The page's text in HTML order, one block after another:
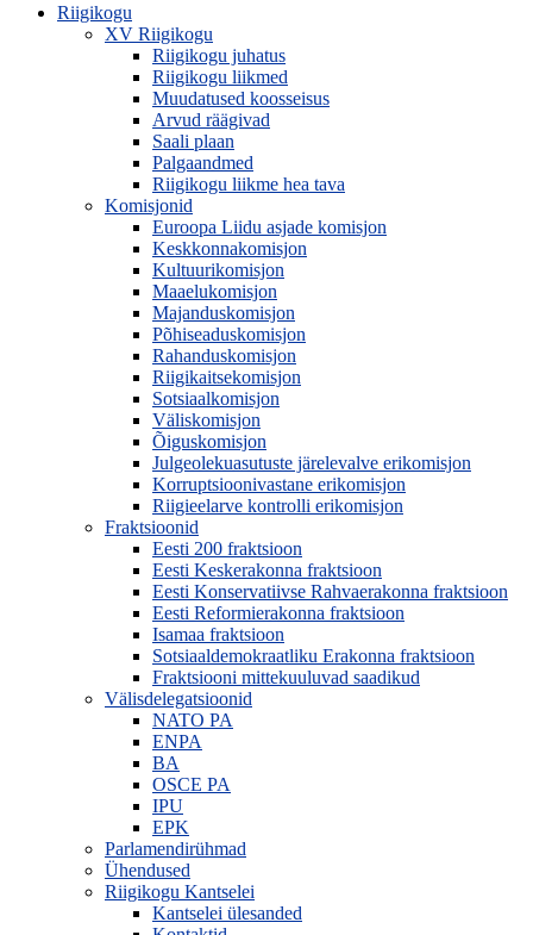
Riigikogu
XV Riigikogu
Riigikogu juhatus
Riigikogu liikmed
Muudatused koosseisus
Arvud räägivad
Saali plaan
Palgaandmed
Riigikogu liikme hea tava
Komisjonid
Euroopa Liidu asjade komisjon
Keskkonnakomisjon
Kultuurikomisjon
Maaelukomisjon
Majanduskomisjon
Põhiseaduskomisjon
Rahanduskomisjon
Riigikaitsekomisjon
Sotsiaalkomisjon
Väliskomisjon
Õiguskomisjon
Julgeolekuasutuste järelevalve erikomisjon
Korruptsioonivastane erikomisjon
Riigieelarve kontrolli erikomisjon
Fraktsioonid
Eesti 200 fraktsioon
Eesti Keskerakonna fraktsioon
Eesti Konservatiivse Rahvaerakonna fraktsioon
Eesti Reformierakonna fraktsioon
Isamaa fraktsioon
Sotsiaaldemokraatliku Erakonna fraktsioon
Fraktsiooni mittekuuluvad saadikud
Välisdelegatsioonid
NATO PA
ENPA
BA
OSCE PA
IPU
EPK
Parlamendirühmad
Ühendused
Riigikogu Kantselei
Kantselei ülesanded